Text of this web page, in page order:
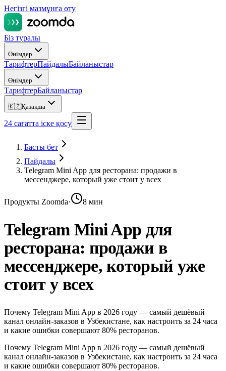
Негізгі мазмұнға өту
Біз туралы
Өнімдер
ТарифтерПайдалыБайланыстар
Өнімдер
ТарифтерБайланыстар
🇰🇿Қазақша
24 сағатта іске қосу
Басты бет
Пайдалы
Telegram Mini App для ресторана: продажи в
мессенджере, который уже стоит у всех
Продукты Zoomda· 8 мин
Telegram Mini App для
ресторана: продажи в
мессенджере, который уже
стоит у всех
Почему Telegram Mini App в 2026 году — самый дешёвый
канал онлайн-заказов в Узбекистане, как настроить за 24 часа
и какие ошибки совершают 80% ресторанов.
Почему Telegram Mini App в 2026 году — самый дешёвый
канал онлайн-заказов в Узбекистане, как настроить за 24 часа
и какие ошибки совершают 80% ресторанов.